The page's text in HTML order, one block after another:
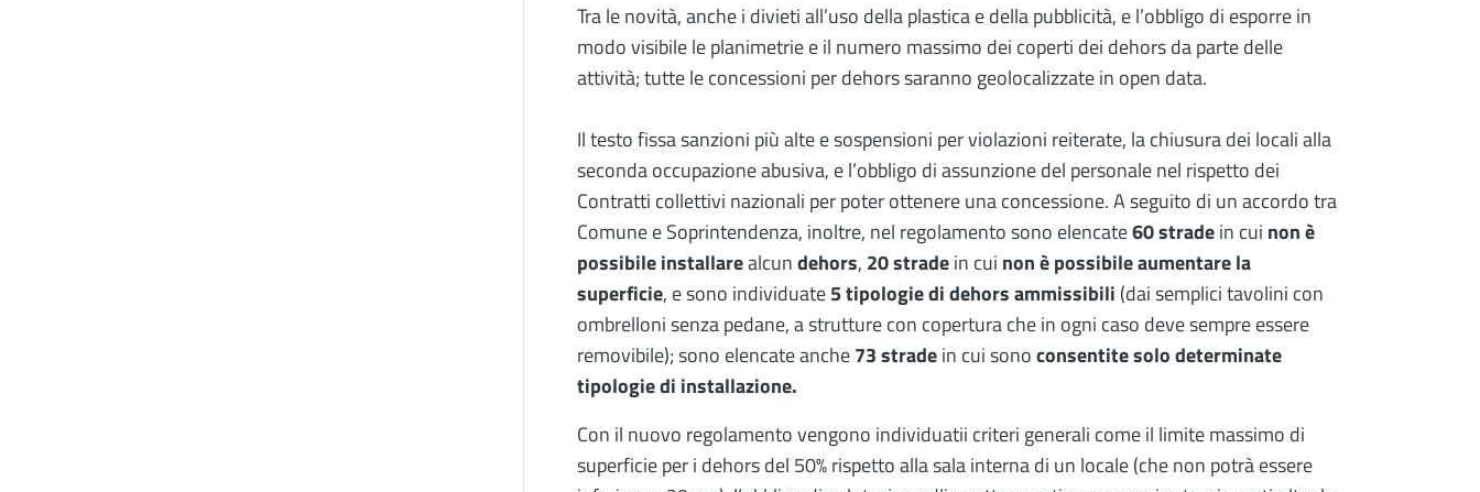
Tra le novità, anche i divieti all’uso della plastica e della pubblicità, e l’obbligo di esporre in
modo visibile le planimetrie e il numero massimo dei coperti dei dehors da parte delle
attività; tutte le concessioni per dehors saranno geolocalizzate in open data.
Il testo fissa sanzioni più alte e sospensioni per violazioni reiterate, la chiusura dei locali alla
seconda occupazione abusiva, e l’obbligo di assunzione del personale nel rispetto dei
Contratti collettivi nazionali per poter ottenere una concessione. A seguito di un accordo tra
Comune e Soprintendenza, inoltre, nel regolamento sono elencate60 stradein cui non è
possibile installarealcundehors, 20 stradein cui non è possibile aumentare la
superficie, e sono individuate5 tipologie di dehors ammissibili (dai semplici tavolini con
ombrelloni senza pedane, a strutture con copertura che in ogni caso deve sempre essere
removibile); sono elencate anche73 stradein cui sonoconsentite solo determinate
tipologie di installazione.
Con il nuovo regolamento vengono individuatii criteri generali come il limite massimo di
superficie per i dehors del 50% rispetto alla sala interna di un locale (che non potrà essere